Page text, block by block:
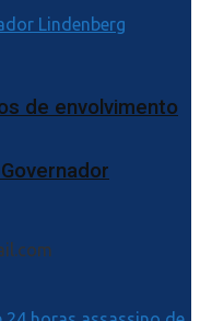
de envolvimento